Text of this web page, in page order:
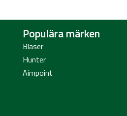
Populära märken
Blaser
Hunter
Aimpoint